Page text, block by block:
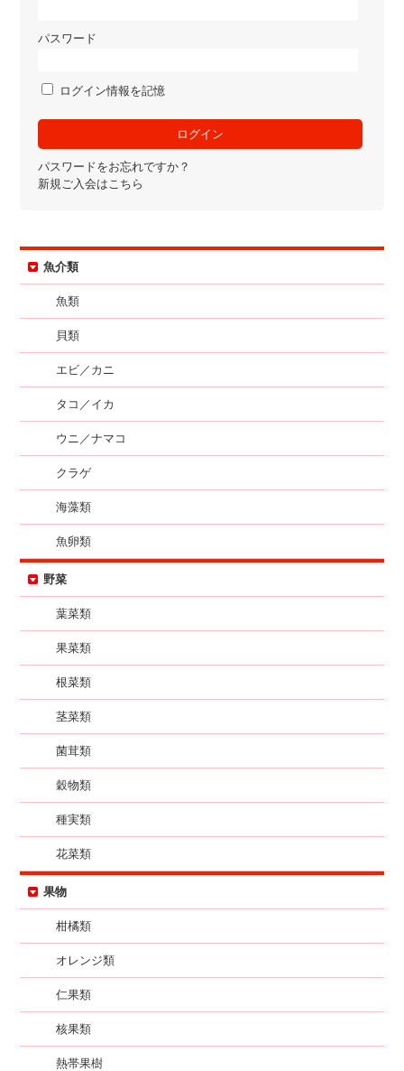
パスワード
ログイン情報を記憶
パスワードをお忘れですか？
新規ご入会はこちら
魚介類
魚類
貝類
エビ／カニ
タコ／イカ
ウニ／ナマコ
クラゲ
海藻類
魚卵類
野菜
葉菜類
果菜類
根菜類
茎菜類
菌茸類
穀物類
種実類
花菜類
果物
柑橘類
オレンジ類
仁果類
核果類
熱帯果樹